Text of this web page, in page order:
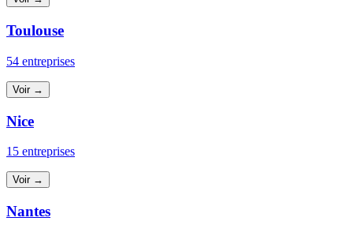
Toulouse
54 entreprises
Voir →
Nice
15 entreprises
Voir →
Nantes